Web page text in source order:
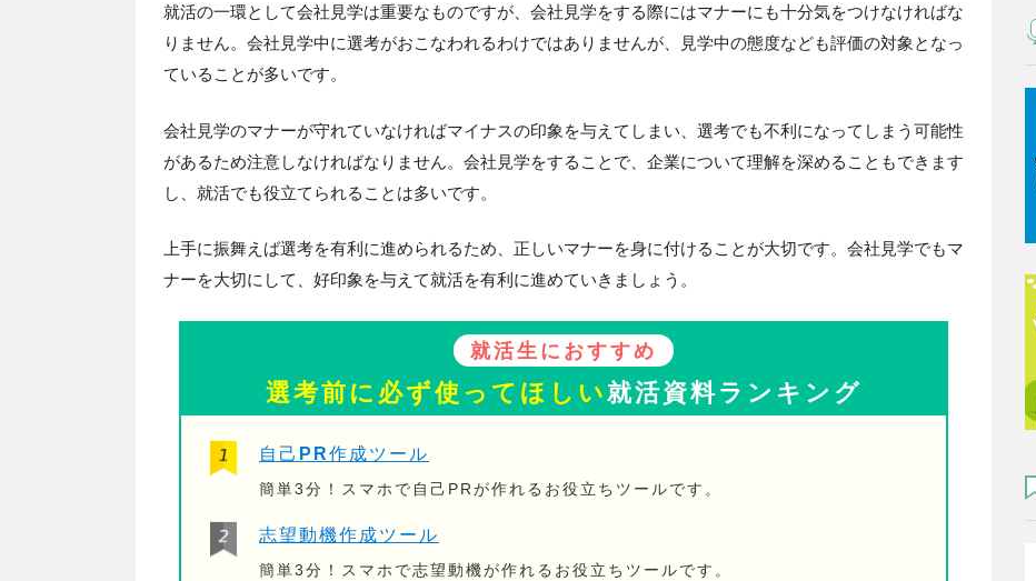
就活の一環として会社見学は重要なものですが、会社見学をする際にはマナーにも十分気をつけなければな
りません。会社見学中に選考がおこなわれるわけではありませんが、見学中の態度なども評価の対象となっ
ていることが多いです。
会社見学のマナーが守れていなければマイナスの印象を与えてしまい、選考でも不利になってしまう可能性
があるため注意しなければなりません。会社見学をすることで、企業について理解を深めることもできます
し、就活でも役立てられることは多いです。
上手に振舞えば選考を有利に進められるため、正しいマナーを身に付けることが大切です。会社見学でもマ
ナーを大切にして、好印象を与えて就活を有利に進めていきましょう。
就活生におすすめ
選考前に必ず使ってほしい就活資料ランキング
自己PR作成ツール
簡単3分！スマホで自己PRが作れるお役立ちツールです。
志望動機作成ツール
簡単3分！スマホで志望動機が作れるお役立ちツールです。